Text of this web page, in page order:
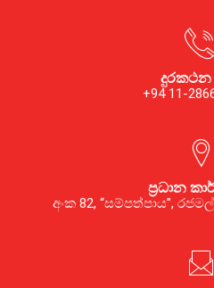
දුරකථන
+94 11-
ප්‍රධාන
අංක 82, “සම්පත්පාය”,